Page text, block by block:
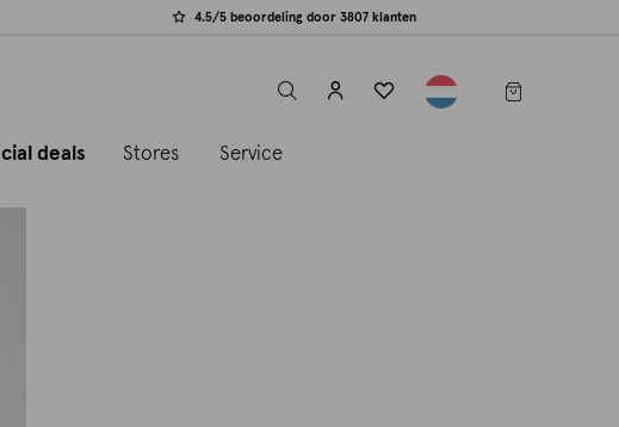
4.5/5 beoordeling door 3807 klanten
label.header.toggle
deals Stores Service